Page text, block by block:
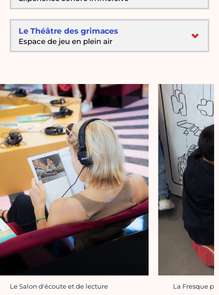
Le Théâtre des grimaces
Espace de jeu en plein air
Le Salon d'écoute et de lecture La Fresque